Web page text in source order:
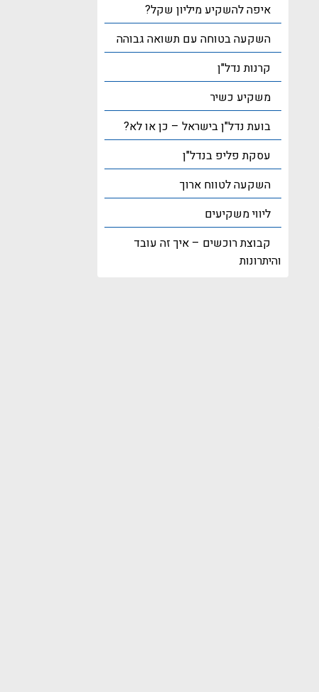
איפה להשקיע מיליון שקל?
השקעה בטוחה עם תשואה גבוהה
קרנות נדל"ן
משקיע כשיר
בועת נדל"ן בישראל – כן או לא?
עסקת פליפ בנדל"ן
השקעה לטווח ארוך
ליווי משקיעים
קבוצת רוכשים – איך זה עובד
והיתרונות